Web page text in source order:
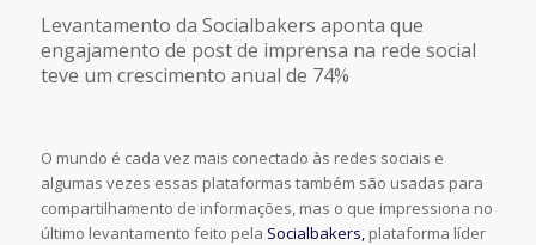
Levantamento da Socialbakers aponta que
engajamento de post de imprensa na rede social
teve um crescimento anual de 74%
O mundo é cada vez mais conectado às redes sociais e
algumas vezes essas plataformas também são usadas para
compartilhamento de informações, mas o que impressiona no
último levantamento feito pela Socialbakers,plataforma líder